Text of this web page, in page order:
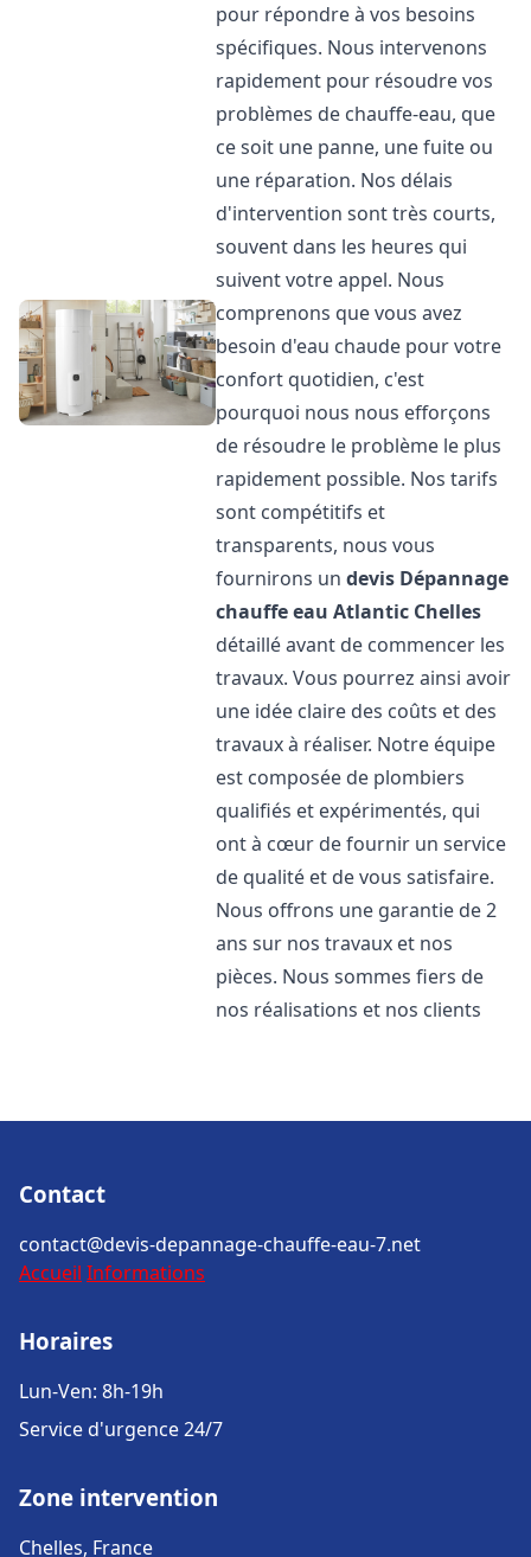
pour répondre à vos besoins
spécifiques. Nous intervenons
rapidement pour résoudre vos
problèmes de chauffe-eau, que
ce soit une panne, une fuite ou
une réparation. Nos délais
d'intervention sont très courts,
souvent dans les heures qui
suivent votre appel. Nous
comprenons que vous avez
besoin d'eau chaude pour votre
confort quotidien, c'est
pourquoi nous nous efforçons
de résoudre le problème le plus
rapidement possible. Nos tarifs
sont compétitifs et
transparents, nous vous
fournirons undevis Dépannage
chauffe eau Atlantic Chelles
détaillé avant de commencer les
travaux. Vous pourrez ainsi avoir
une idée claire des coûts et des
travaux à réaliser. Notre équipe
est composée de plombiers
qualifiés et expérimentés, qui
ont à cœur de fournir un service
de qualité et de vous satisfaire.
Nous offrons une garantie de 2
ans sur nos travaux et nos
pièces. Nous sommes fiers de
nos réalisations et nos clients
Contact
contact@devis-depannage-chauffe-eau-7.net
Accueil Informations
Horaires
Lun-Ven: 8h-19h
Service d'urgence 24/7
Zone intervention
Chelles, France